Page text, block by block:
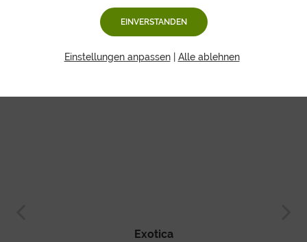
Obstboxen mit Passionsfrucht
Exotica
EINVERSTANDEN
Einstellungen anpassen| Alle ablehnen